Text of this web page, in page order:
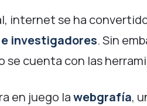
internet se ha
investigadores. Sin
se cuenta con las
en juego lawebgrafía,